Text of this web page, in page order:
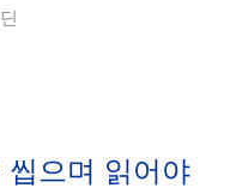
씹으며 읽어야